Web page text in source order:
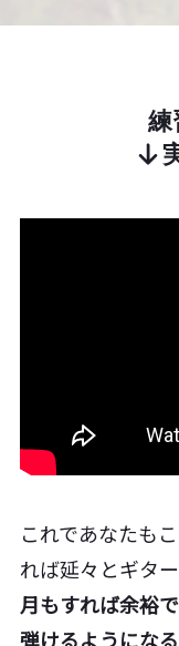
練
これであなたも
れば延々とギタ
月もすれば余裕
弾けるようになる